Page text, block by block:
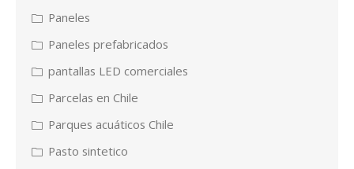
Paneles
Paneles prefabricados
pantallas LED comerciales
Parcelas en Chile
Parques acuáticos Chile
Pasto sintetico